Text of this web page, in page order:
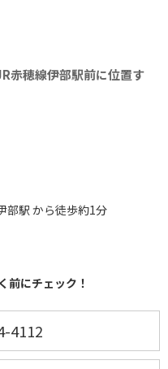
赤穂線伊部駅前に位置す
部駅 から徒歩約1分
前にチェック！
4112